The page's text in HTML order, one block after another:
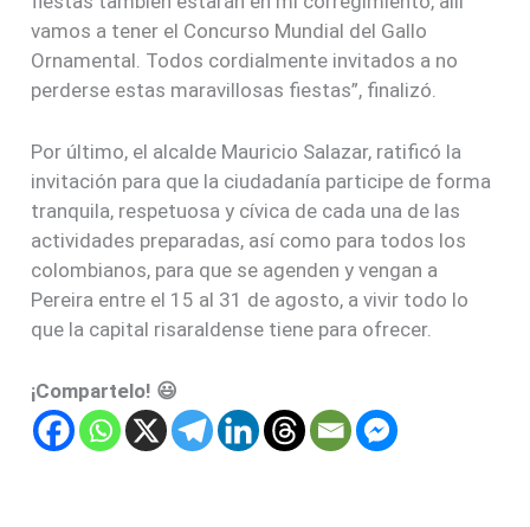
vamos a tener el Concurso Mundial del Gallo
Ornamental. Todos cordialmente invitados a no
perderse estas maravillosas fiestas”, finalizó.
Por último, el alcalde Mauricio Salazar, ratificó la
invitación para que la ciudadanía participe de forma
tranquila, respetuosa y cívica de cada una de las
actividades preparadas, así como para todos los
colombianos, para que se agenden y vengan a
Pereira entre el 15 al 31 de agosto, a vivir todo lo
que la capital risaraldense tiene para ofrecer.
¡Compartelo! 😃